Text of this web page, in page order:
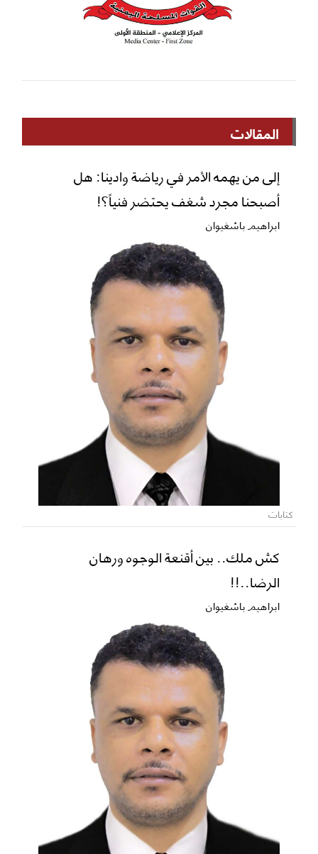
المقالات
إلى من يهمه الأمر في رياضة وادينا: هل
أصبحنا مجرد شغف يحتضر فنياً؟!
ابراهيم باشغيوان
كتابات
كش ملك.. بين أقنعة الوجوه ورهان
الرضا..!!
ابراهيم باشغيوان